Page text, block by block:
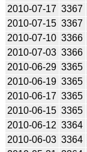
2010-07-17 3367
2010-07-15 3367
2010-07-10 3366
2010-07-03 3366
2010-06-29 3365
2010-06-19 3365
2010-06-17 3365
2010-06-15 3365
2010-06-12 3364
2010-06-03 3364